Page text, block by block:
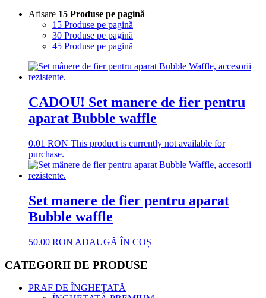
Afisare 15 Produse pe pagină
15 Produse pe pagină
30 Produse pe pagină
45 Produse pe pagină
CADOU! Set manere de fier pentru
aparat Bubble waffle
0.01 RON This product is currently not available for
purchase.
Set manere de fier pentru aparat
Bubble waffle
50.00 RON ADAUGĂ ÎN COȘ
CATEGORII DE PRODUSE
PRAF DE ÎNGHEȚATĂ